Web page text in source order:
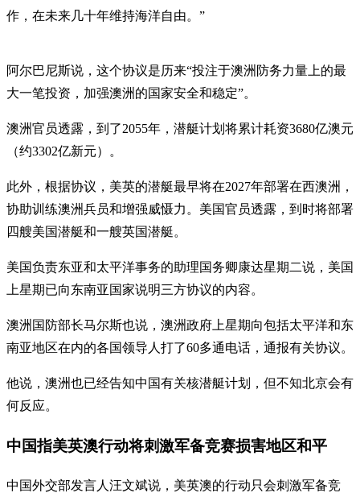
作，在未来几十年维持海洋自由。”
阿尔巴尼斯说，这个协议是历来“投注于澳洲防务力量上的最
大一笔投资，加强澳洲的国家安全和稳定”。
澳洲官员透露，到了2055年，潜艇计划将累计耗资3680亿澳元
（约3302亿新元）。
此外，根据协议，美英的潜艇最早将在2027年部署在西澳洲，
协助训练澳洲兵员和增强威慑力。美国官员透露，到时将部署
四艘美国潜艇和一艘英国潜艇。
美国负责东亚和太平洋事务的助理国务卿康达星期二说，美国
上星期已向东南亚国家说明三方协议的内容。
澳洲国防部长马尔斯也说，澳洲政府上星期向包括太平洋和东
南亚地区在内的各国领导人打了60多通电话，通报有关协议。
他说，澳洲也已经告知中国有关核潜艇计划，但不知北京会有
何反应。
中国指美英澳行动将刺激军备竞赛损害地区和平
中国外交部发言人汪文斌说，美英澳的行动只会刺激军备竞